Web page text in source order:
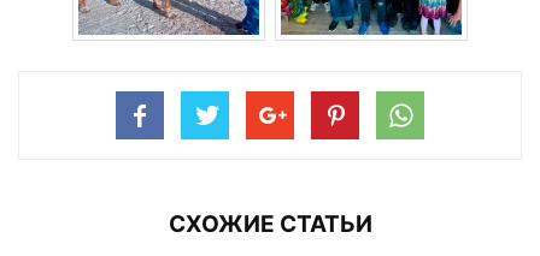
СХОЖИЕ СТАТЬИ